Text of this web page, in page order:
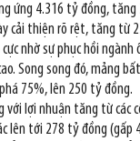
ứng 4.316 tỷ đồng, tăng
cải thiện rõ rệt, tăng từ
nhờ sự phục hồi ngành
Song song đó, mảng
75%, lên 250 tỷ đồng.
với lợi nhuận tăng từ các
lên tới 278 tỷ đồng (gấp